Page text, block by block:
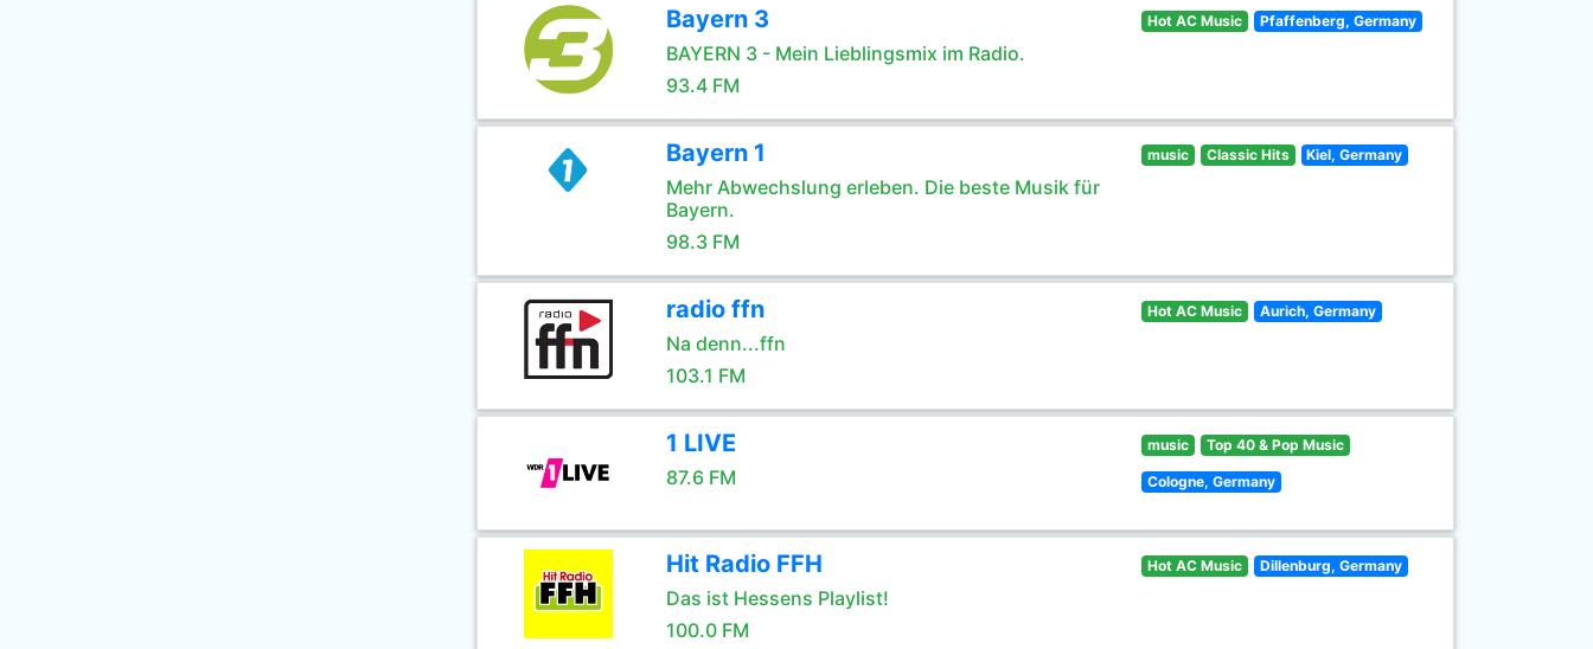
Bayern 3
BAYERN 3 - Mein Lieblingsmix im Radio.
93.4 FM
Hot AC Music Pfaffenberg, Germany
Bayern 1
Mehr Abwechslung erleben. Die beste Musik für
Bayern.
98.3 FM
music Classic Hits Kiel, Germany
radio ffn
Na denn...ffn
103.1 FM
Hot AC Music Aurich, Germany
1 LIVE
87.6 FM
music Top 40 & Pop Music
Cologne, Germany
Hit Radio FFH
Das ist Hessens Playlist!
100.0 FM
Hot AC Music Dillenburg, Germany